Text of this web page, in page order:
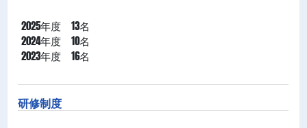
2025年度 13名
2024年度 10名
2023年度 16名
研修制度